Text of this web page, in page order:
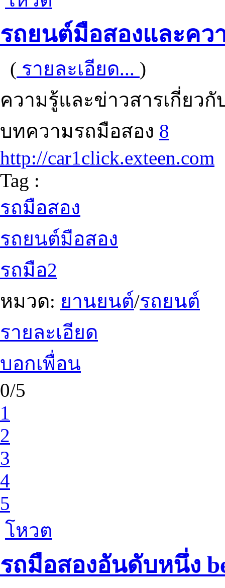
รถยนต์มือสองและคว
( รายละเอียด... )
ความรู้และข่าวสารเกี่ยว
บทความรถมือสอง 8
http://car1click.exteen.com
Tag :
รถมือสอง
รถยนต์มือสอง
รถมือ2
หมวด: ยานยนต์/รถยนต์
รายละเอียด
บอกเพื่อน
0/5
1
2
3
4
5
โหวต
รถมือสองอันดับหนึ่ง